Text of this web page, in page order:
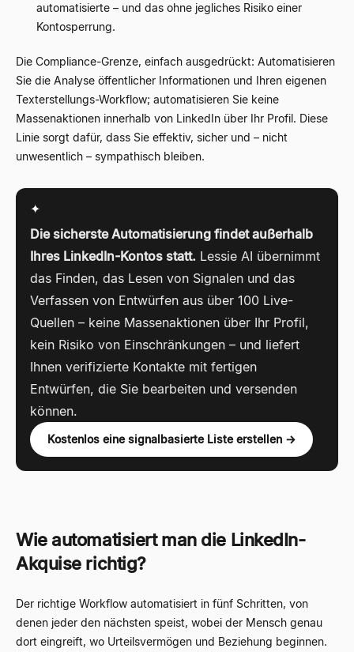
automatisierte – und das ohne jegliches Risiko einer
Kontosperrung.
Die Compliance-Grenze, einfach ausgedrückt: Automatisieren
Sie die Analyse öffentlicher Informationen und Ihren eigenen
Texterstellungs-Workflow; automatisieren Sie keine
Massenaktionen innerhalb von LinkedIn über Ihr Profil. Diese
Linie sorgt dafür, dass Sie effektiv, sicher und – nicht
unwesentlich – sympathisch bleiben.
✦
Die sicherste Automatisierung findet außerhalb
Ihres LinkedIn-Kontos statt. Lessie AI übernimmt
das Finden, das Lesen von Signalen und das
Verfassen von Entwürfen aus über 100 Live-
Quellen – keine Massenaktionen über Ihr Profil,
kein Risiko von Einschränkungen – und liefert
Ihnen verifizierte Kontakte mit fertigen
Entwürfen, die Sie bearbeiten und versenden
können.
Kostenlos eine signalbasierte Liste erstellen →
Wie automatisiert man die LinkedIn-
Akquise richtig?
Der richtige Workflow automatisiert in fünf Schritten, von
denen jeder den nächsten speist, wobei der Mensch genau
dort eingreift, wo Urteilsvermögen und Beziehung beginnen.